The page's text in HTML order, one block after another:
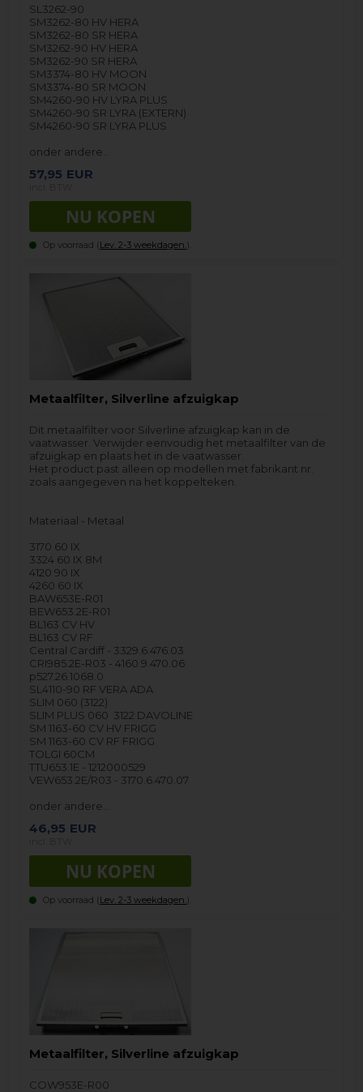
SL3262-90
SM3262-80 HV HERA
SM3262-80 SR HERA
SM3262-90 HV HERA
SM3262-90 SR HERA
SM3374-80 HV MOON
SM3374-80 SR MOON
SM4260-90 HV LYRA PLUS
SM4260-90 SR LYRA (EXTERN)
SM4260-90 SR LYRA PLUS
onder andere…
57,95 EUR
Op voorraad (Lev. 2-3 weekdagen. ).
Metaalfilter, Silverline afzuigkap
Dit metaalfilter voor Silverline afzuigkap kan in de
vaatwasser. Verwijder eenvoudig het metaalfilter van de
afzuigkap en plaats het in de vaatwasser.
Het product past alleen op modellen met fabrikant nr.
zoals aangegeven na het koppelteken.
Materiaal - Metaal
3170 60 IX
3324 60 IX 8M
4120 90 IX
4260 60 IX
BAW653E-R01
BEW653.2E-R01
BL163 CV HV
BL163 CV RF
Central Cardiff - 3329.6.476.03
CRI985.2E-R03 - 4160.9.470.06
p527.26.1068.0
SL4110-90 RF VERA ADA
SLIM 060 (3122)
SLIM PLUS 060 3122 DAVOLINE
SM 1163-60 CV HV FRIGG
SM 1163-60 CV RF FRIGG
TOLGI 60CM
TTU653.1E - 1212000529
VEW653.2E/R03 - 3170.6.470.07
onder andere…
46,95 EUR
Op voorraad (Lev. 2-3 weekdagen. ).
Metaalfilter, Silverline afzuigkap
COW953E-R00